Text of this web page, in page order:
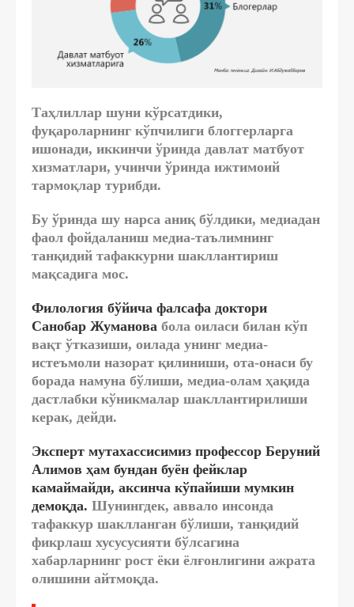
Таҳлиллар шуни кўрсатдики,
фуқароларнинг кўпчилиги блоггерларга
ишонади, иккинчи ўринда давлат матбуот
хизматлари, учинчи ўринда ижтимоий
тармоқлар турибди.
Бу ўринда шу нарса аниқ бўлдики, медиадан
фаол фойдаланиш медиа-таълимнинг
танқидий тафаккурни шакллантириш
мақсадига мос.
Филология бўйича фалсафа доктори
Санобар Жуманова бола оиласи билан кўп
вақт ўтказиши, оилада унинг медиа-
истеъмоли назорат қилиниши, ота-онаси бу
борада намуна бўлиши, медиа-олам ҳақида
дастлабки кўникмалар шакллантирилиши
керак, дейди.
Эксперт мутахассисимиз профессор Беруний
Алимов ҳам бундан буён фейклар
камаймайди, аксинча кўпайиши мумкин
демоқда. Шунингдек, аввало инсонда
тафаккур шаклланган бўлиши, танқидий
фикрлаш хусусусияти бўлсагина
хабарларнинг рост ёки ёлғонлигини ажрата
олишини айтмоқда.